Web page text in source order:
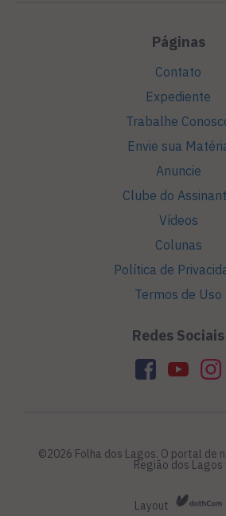
Páginas
Contato
Expediente
Trabalhe
Envie sua
Anuncie
Clube do
Vídeos
Colunas
Política de
Termos de Uso
Redes Sociais
©2026 Folha dos Lagos. O portal de
Região dos Lagos
Layout